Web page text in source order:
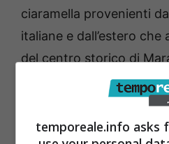
ciaramella provenienti
italiane e dall’estero
del centro storico di
focus particolare sarà ,
cultura greca. Ma il
anche un’occasione
temporeale.info asks